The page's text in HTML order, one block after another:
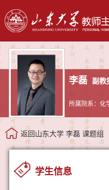
李磊 副教
所属院系：化
返回山东大学 李磊 课题组
学生信息